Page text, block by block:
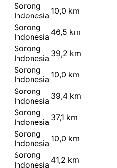
Sorong
Indonesia 10,0 km
Sorong
Indonesia 46,5 km
Sorong
Indonesia 39,2 km
Sorong
Indonesia 10,0 km
Sorong
Indonesia 39,4 km
Sorong
Indonesia 37,1 km
Sorong
Indonesia 10,0 km
Sorong
Indonesia 41,2 km